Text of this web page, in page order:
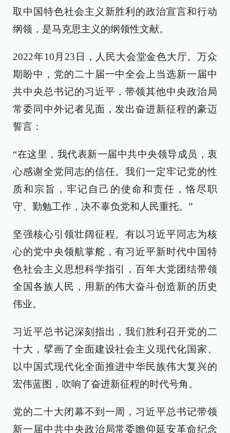
取中国特色社会主义新胜利的政治宣言和行动
纲领，是马克思主义的纲领性文献。
2022年10月23日，人民大会堂金色大厅。万众
期盼中，党的二十届一中全会上当选新一届中
共中央总书记的习近平，带领其他中央政治局
常委同中外记者见面，发出奋进新征程的豪迈
誓言：
“在这里，我代表新一届中共中央领导成员，衷
心感谢全党同志的信任。我们一定牢记党的性
质和宗旨，牢记自己的使命和责任，恪尽职
守、勤勉工作，决不辜负党和人民重托。”
坚强核心引领壮阔征程。有以习近平同志为核
心的党中央领航掌舵，有习近平新时代中国特
色社会主义思想科学指引，百年大党团结带领
全国各族人民，用新的伟大奋斗创造新的历史
伟业。
习近平总书记深刻指出，我们胜利召开党的二
十大，擘画了全面建设社会主义现代化国家、
以中国式现代化全面推进中华民族伟大复兴的
宏伟蓝图，吹响了奋进新征程的时代号角。
党的二十大闭幕不到一周，习近平总书记带领
新一届中共中央政治局常委瞻仰延安革命纪念